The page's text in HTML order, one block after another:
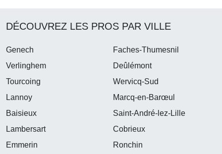
DÉCOUVREZ LES PROS PAR VILLE
Genech
Faches-Thumesnil
Verlinghem
Deûlémont
Tourcoing
Wervicq-Sud
Lannoy
Marcq-en-Barœul
Baisieux
Saint-André-lez-Lille
Lambersart
Cobrieux
Emmerin
Ronchin